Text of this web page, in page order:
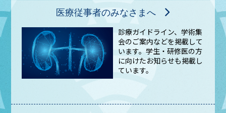
医療従事者のみなさまへ
診療ガイドライン、学術集
会のご案内などを掲載して
います。学生・研修医の方
に向けたお知らせも掲載し
ています。